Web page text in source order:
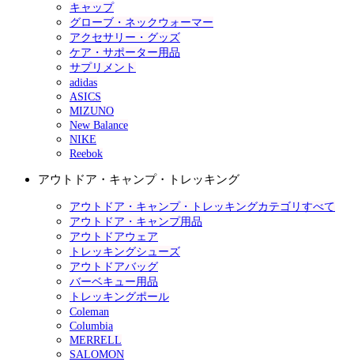
キャップ
グローブ・ネックウォーマー
アクセサリー・グッズ
ケア・サポーター用品
サプリメント
adidas
ASICS
MIZUNO
New Balance
NIKE
Reebok
アウトドア・キャンプ・トレッキング
アウトドア・キャンプ・トレッキングカテゴリすべて
アウトドア・キャンプ用品
アウトドアウェア
トレッキングシューズ
アウトドアバッグ
バーベキュー用品
トレッキングポール
Coleman
Columbia
MERRELL
SALOMON